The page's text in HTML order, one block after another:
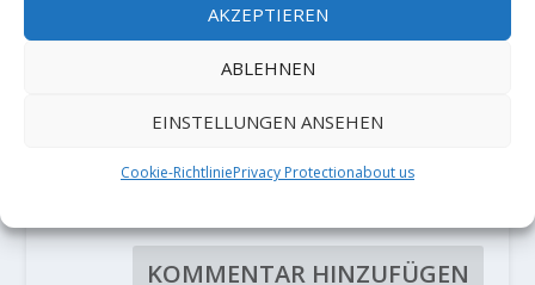
AKZEPTIEREN
ABLEHNEN
EINSTELLUNGEN ANSEHEN
Cookie-RichtliniePrivacy Protectionabout us